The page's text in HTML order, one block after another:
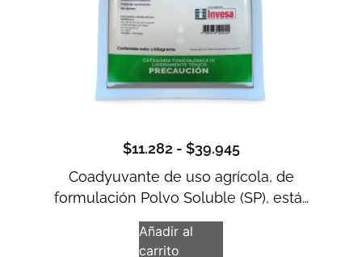
$11.282 - $39.945
Coadyuvante de uso agrícola, de
formulación Polvo Soluble (SP), está…
Añadir al
carrito